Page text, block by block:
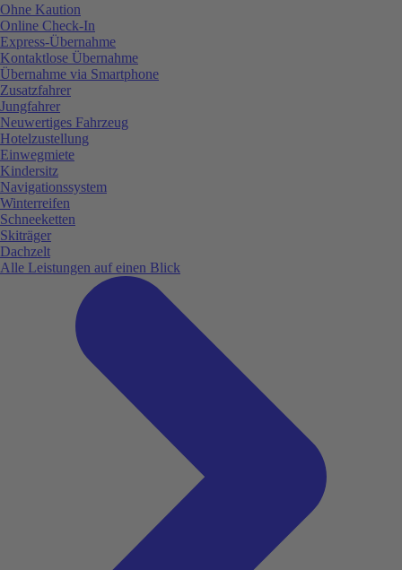
Ohne Kaution
Online Check-In
Express-Übernahme
Kontaktlose Übernahme
Übernahme via Smartphone
Zusatzfahrer
Jungfahrer
Neuwertiges Fahrzeug
Hotelzustellung
Einwegmiete
Kindersitz
Navigationssystem
Winterreifen
Schneeketten
Skiträger
Dachzelt
Alle Leistungen auf einen Blick